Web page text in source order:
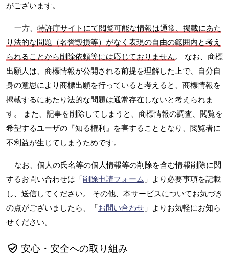
がございます。
一方、 特許庁サイトにて閲覧可能な情報は通常、掲載にあた
り法的な問題（名誉毀損等）がなく表現の自由の範囲内と考え
られることから削除依頼等には応じておりません。 なお、商標
出願人は、商標情報が公開される前提を理解した上で、自分自
身の意思により商標出願を行っていると考えると、商標情報を
掲載するにあたり法的な問題は通常存在しないと考えられま
す。 また、記事を削除してしまうと、商標情報の調査、閲覧を
希望するユーザの『知る権利』を害することとなり、閲覧者に
不利益が生じてしまうためです。
なお、個人の氏名等の個人情報等の削除を含む情報削除に関
するお問い合わせは「削除申請フォーム 」より必要事項を記載
し、送信してください。 その他、本サービスについてお気づき
の点がございましたら、「お問い合わせ 」よりお気軽にお知ら
せください。
安心・安全への取り組み